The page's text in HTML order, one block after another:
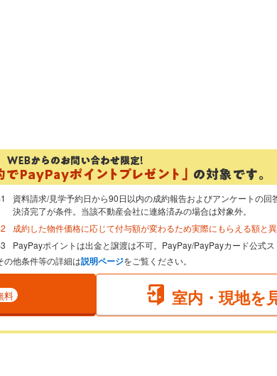
資料請求/見学予約日から90日以内の成約報告およびアンケートの
決済完了が条件。当該不動産会社に連絡済みの場合は対象外。
成約した物件価格に応じて付与額が変わるため実際にもらえる額と異
PayPayポイントは出金と譲渡は不可。PayPay/PayPayカード公式ス
の他条件等の詳細は説明ページをご覧ください。
料 室内・現地を